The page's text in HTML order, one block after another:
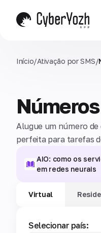
Início/Ativação por SMS/
Alugue um número
perfeita para tarefas
AIO: como os
em redes neurais
Virtual
Selecionar país: